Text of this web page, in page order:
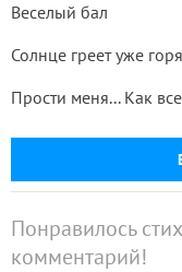
Веселый бал
Солнце греет уже
Прости меня... Как
Понравилось
комментарий!